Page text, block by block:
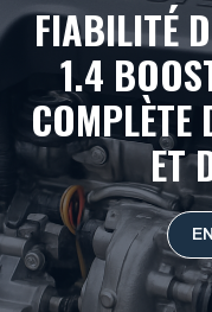
FIABILITÉ
1.4
COMPLÈTE
ET